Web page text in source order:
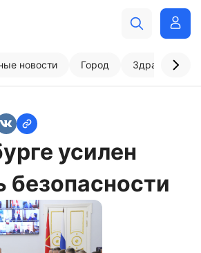
новости Город
усилен
безопасности